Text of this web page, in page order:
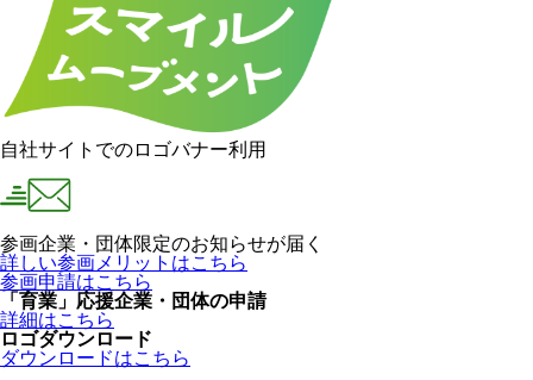
自社サイトでのロゴバナー利用
参画企業・団体限定のお知らせが届く
詳しい参画メリットはこちら
参画申請はこちら
「育業」応援企業・団体の申請
詳細はこちら
ロゴダウンロード
ダウンロードはこちら